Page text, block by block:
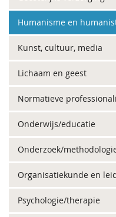
Humanisme en
Kunst, cultuur, media
Lichaam en geest
Normatieve
Onderwijs/educatie
Onderzoek/
Organisatiekunde en
Psychologie/therapie